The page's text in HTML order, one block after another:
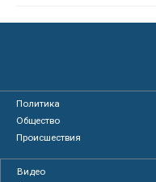
Политика
Общество
Происшествия
Видео